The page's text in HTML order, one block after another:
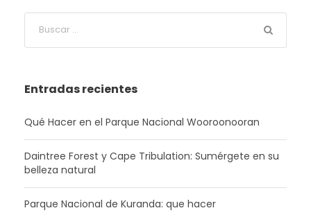
Entradas recientes
Qué Hacer en el Parque Nacional Wooroonooran
Daintree Forest y Cape Tribulation: Sumérgete en su
belleza natural
Parque Nacional de Kuranda: que hacer